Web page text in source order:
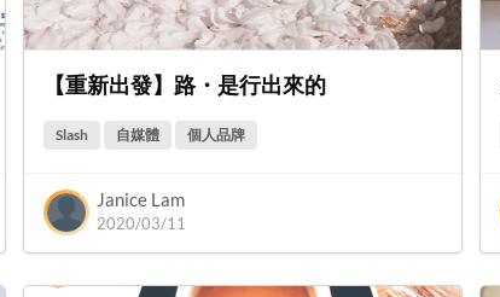
【重新出發】路・是行出來的
Slash 自媒體 個人品牌
Janice Lam
2020/03/11